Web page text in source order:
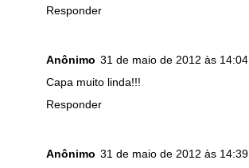
Responder
Anônimo 31 de maio de 2012 às 14:04
Capa muito linda!!!
Responder
Anônimo 31 de maio de 2012 às 14:39